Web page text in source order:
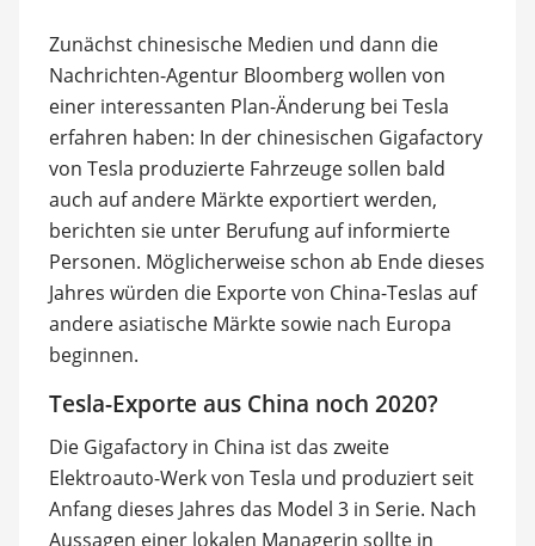
Zunächst chinesische Medien und dann die
Nachrichten-Agentur Bloomberg wollen von
einer interessanten Plan-Änderung bei Tesla
erfahren haben: In der chinesischen Gigafactory
von Tesla produzierte Fahrzeuge sollen bald
auch auf andere Märkte exportiert werden,
berichten sie unter Berufung auf informierte
Personen. Möglicherweise schon ab Ende dieses
Jahres würden die Exporte von China-Teslas auf
andere asiatische Märkte sowie nach Europa
beginnen.
Tesla-Exporte aus China noch 2020?
Die Gigafactory in China ist das zweite
Elektroauto-Werk von Tesla und produziert seit
Anfang dieses Jahres das Model 3 in Serie. Nach
Aussagen einer lokalen Managerin sollte in